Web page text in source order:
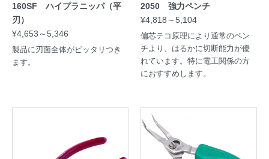
160SF ハイプラニッパ（平
刃）
¥4,653～5,346
製品に刃面全体がピッタリつき
ます。
2050 強力ペンチ
¥4,818～5,104
偏芯テコ原理により通常のペン
チより、はるかに切断能力が優
れています。特に電工関係の方
におすすめします。